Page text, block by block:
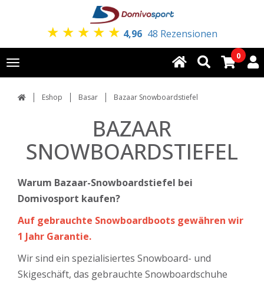
★ ★ ★ ★ ★ 4,96 48 Rezensionen
Toggle
navigation
0
Eshop Basar Bazaar Snowboardstiefel
BAZAAR
SNOWBOARDSTIEFEL
Warum Bazaar-Snowboardstiefel bei
Domivosport kaufen?
Auf gebrauchte Snowboardboots gewähren wir
1 Jahr Garantie.
Wir sind ein spezialisiertes Snowboard- und
Skigeschäft, das gebrauchte Snowboardschuhe